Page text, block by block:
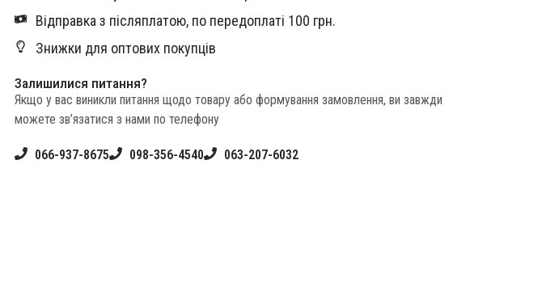
Відправка з післяплатою, по передоплаті 100 грн.
Знижки для оптових покупців
Залишилися питання?
Якщо у вас виникли питання щодо товару або формування замовлення, ви завжди
можете зв’язатися з нами по телефону
066-937-8675 098-356-4540 063-207-6032